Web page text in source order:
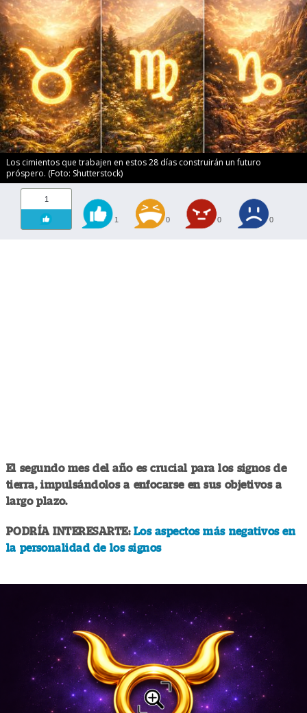
Los cimientos que trabajen en estos 28 días construirán un futuro
próspero. (Foto: Shutterstock)
1
1 0 0 0
El segundo mes del año es crucial para los signos de
tierra, impulsándolos a enfocarse en sus objetivos a
largo plazo.
PODRÍA INTERESARTE: Los aspectos más negativos en
la personalidad de los signos